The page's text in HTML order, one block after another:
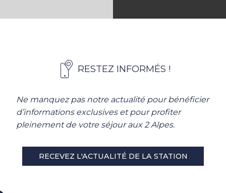
RESTEZ INFORMÉS !
Ne manquez pas notre actualité pour bénéficier
d’informations exclusives et pour profiter
pleinement de votre séjour aux 2 Alpes.
RECEVEZ L'ACTUALITÉ DE LA STATION